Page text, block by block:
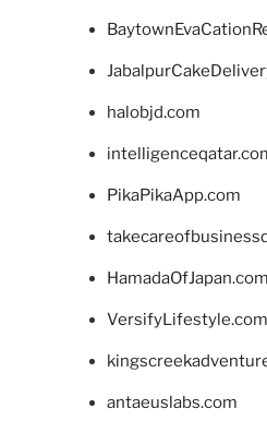
halobjd.com
PikaPikaApp.com
HamadaOfJapan.com
VersifyLifestyle.com
antaeuslabs.com